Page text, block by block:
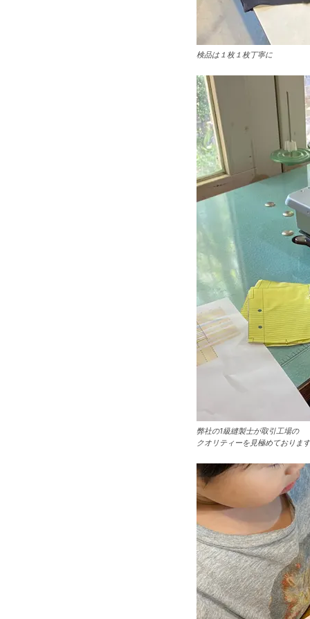
検品は１枚１枚丁寧に
弊社の1級縫製士が取引工場の
クオリティーを見極めております